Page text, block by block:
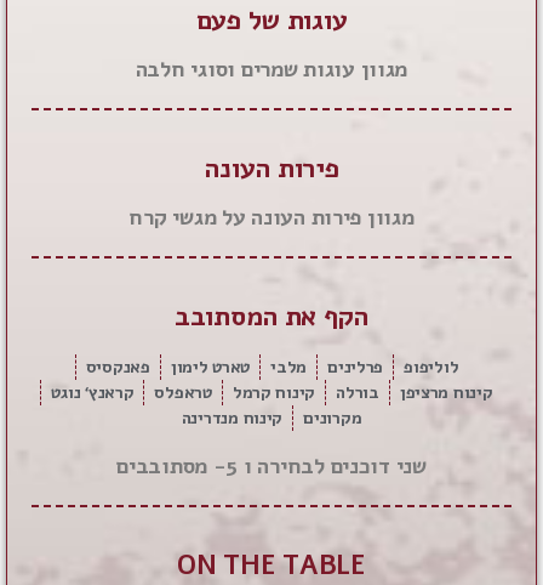
עוגות של פעם
מגוון עוגות שמרים וסוגי חלבה
פירות העונה
מגוון פירות העונה על מגשי קרח
הקף את המסתובב
לוליפופ פרלינים מלבי טארט לימון
פאנקסיס
קינוח מרציפן
בורלה קינוח קרמל טראפלס
קראנץ‘ נוגט
מקרונים
קינוח מנדרינה
שני דוכנים לבחירה ו 5- מסתובבים
ON THE TABLE